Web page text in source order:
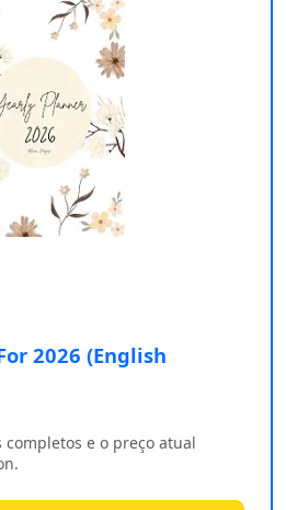
2026 (English
completos e o preço atual